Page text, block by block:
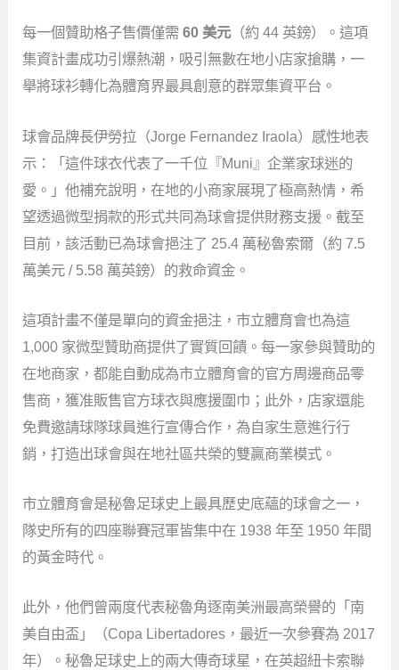
每一個贊助格子售價僅需60 美元（約 44 英鎊）。這項
集資計畫成功引爆熱潮，吸引無數在地小店家搶購，一
舉將球衫轉化為體育界最具創意的群眾集資平台。
球會品牌長伊勞拉（Jorge Fernandez Iraola）感性地表
示：「這件球衣代表了一千位『Muni』企業家球迷的
愛。」他補充說明，在地的小商家展現了極高熱情，希
望透過微型捐款的形式共同為球會提供財務支援。截至
目前，該活動已為球會挹注了 25.4 萬秘魯索爾（約 7.5
萬美元 / 5.58 萬英鎊）的救命資金。
這項計畫不僅是單向的資金挹注，市立體育會也為這
1,000 家微型贊助商提供了實質回饋。每一家參與贊助的
在地商家，都能自動成為市立體育會的官方周邊商品零
售商，獲准販售官方球衣與應援圍巾；此外，店家還能
免費邀請球隊球員進行宣傳合作，為自家生意進行行
銷，打造出球會與在地社區共榮的雙贏商業模式。
市立體育會是秘魯足球史上最具歷史底蘊的球會之一，
隊史所有的四座聯賽冠軍皆集中在 1938 年至 1950 年間
的黃金時代。
此外，他們曾兩度代表秘魯角逐南美洲最高榮譽的「南
美自由盃」（Copa Libertadores，最近一次參賽為 2017
年）。秘魯足球史上的兩大傳奇球星，在英超紐卡索聯